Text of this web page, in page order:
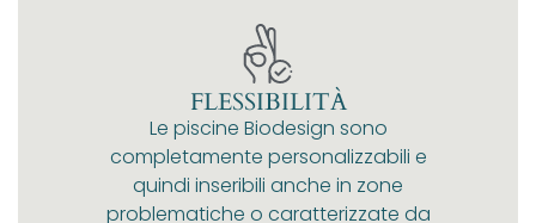
FLESSIBILITÀ
Le piscine Biodesign sono
completamente personalizzabili e
quindi inseribili anche in zone
problematiche o caratterizzate da